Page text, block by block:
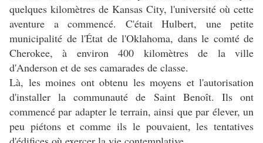
quelques kilomètres de Kansas City, l'université où cette
aventure a commencé. C'était Hulbert, une petite
municipalité de l'État de l'Oklahoma, dans le comté de
Cherokee, à environ 400 kilomètres de la ville
d'Anderson et de ses camarades de classe.
Là, les moines ont obtenu les moyens et l'autorisation
d'installer la communauté de Saint Benoît. Ils ont
commencé par adapter le terrain, ainsi que par élever, un
peu piétons et comme ils le pouvaient, les tentatives